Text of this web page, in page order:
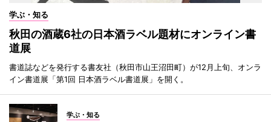
学ぶ・知る
秋田の酒蔵6社の日本酒ラベル題材にオンライン書
道展
書道誌などを発行する書友社（秋田市山王沼田町）が12月上旬、オンラ
イン書道展「第1回 日本酒ラベル書道展」を開く。
学ぶ・知る